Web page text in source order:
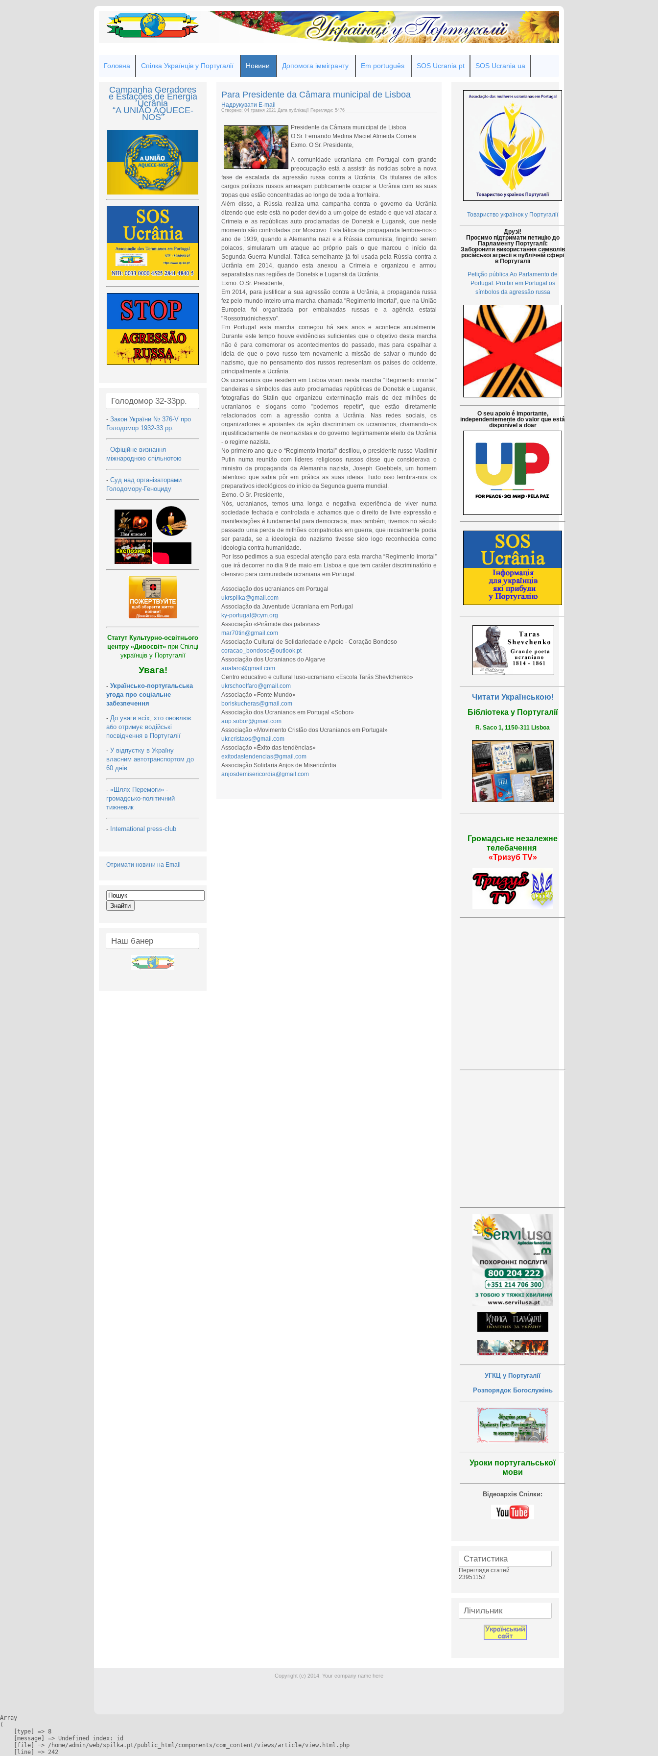
Головна Спілка Українців у Португалії Новини Допомога іммігранту Em português SOS Ucrania pt SOS Ucrania ua
Campanha Geradores
e Estações de Energia
Ucrânia
“A UNIÃO AQUECE-
NOS”
Голодомор 32-33рр.
- Закон України № 376-V про
Голодомор 1932-33 рр.
- Офіційне визнання
міжнародною спільнотою
- Суд над організаторами
Голодомору-Геноциду
Статут Культурно-освітнього
центру «Дивосвіт» при Спілці
українців у Португалії
Увага!
- Українсько-португальська
угода про соціальне
забезпечення
- До уваги всіх, хто оновлює
або отримує водійські
посвідчення в Португалії
- У відпустку в Україну
власним автотранспортом до
60 днів
- «Шлях Перемоги» -
громадсько-політичний
тижневик
- International press-club
Отримати новини на Email
Наш банер
Para Presidente da Câmara municipal de Lisboa
Надрукувати E-mail
Створено: 04 травня 2021 Дата публікації Перегляди: 5476
Presidente da Câmara municipal de Lisboa
O Sr. Fernando Medina Maciel Almeida Correia
Exmo. O Sr. Presidente,
A comunidade ucraniana em Portugal com grande
preocupação está a assistir às notícias sobre a nova
fase de escalada da agressão russa contra a Ucrânia. Os titulares de altos
cargos políticos russos ameaçam publicamente ocupar a Ucrânia com as suas
tropas que estão concentradas ao longo de toda a fronteira.
Além disso, a Rússia realiza uma campanha contra o governo da Ucrânia
dizendo que este está no poder devido a um golpe de estado e que vai atacar a
Crimeia e as repúblicas auto proclamadas de Donetsk e Lugansk, que neste
momento são controladas por Moscovo. Esta tática de propaganda lembra-nos o
ano de 1939, quando a Alemanha nazi e a Rússia comunista, fingindo serem
polacos, simularam um ataque ao próprio país o que marcou o início da
Segunda Guerra Mundial. Tática semelhante já foi usada pela Rússia contra a
Ucrânia em 2014, quando esta anexou a Crimeia e organizou e armou
separatistas nas regiões de Donetsk e Lugansk da Ucrânia.
Exmo. O Sr. Presidente,
Em 2014, para justificar a sua agressão contra a Ucrânia, a propaganda russa
fez pelo mundo inteiro uma marcha chamada "Regimento Imortal", que na União
Europeia foi organizada por embaixadas russas e a agência estatal
"Rossotrudnichestvo".
Em Portugal esta marcha começou há seis anos e acontece anualmente.
Durante este tempo houve evidências suficientes que o objetivo desta marcha
não é para comemorar os acontecimentos do passado, mas para espalhar a
ideia de que o povo russo tem novamente a missão de salvar o mundo do
nazismo, que no pensamento dos russos representam os países do ocidente,
principalmente a Ucrânia.
Os ucranianos que residem em Lisboa viram nesta marcha “Regimento imortal”
bandeiras e símbolos das auto proclamadas repúblicas de Donetsk e Lugansk,
fotografias do Stalin que organizou exterminação mais de dez milhões de
ucranianos e slogans como "podemos repetir", que estão diretamente
relacionados com a agressão contra a Ucrânia. Nas redes sociais, os
organizadores e apoiantes da ação discriminam os ucranianos, chamando-os
injustificadamente de neonazistas e do governo legitimamente eleito da Ucrânia
- o regime nazista.
No primeiro ano que o “Regimento imortal” desfilou, o presidente russo Vladimir
Putin numa reunião com líderes religiosos russos disse que considerava o
ministro da propaganda da Alemanha nazista, Joseph Goebbels, um homem
talentoso que sabia pôr em prática as suas ideias. Tudo isso lembra-nos os
preparativos ideológicos do início da Segunda guerra mundial.
Exmo. O Sr. Presidente,
Nós, ucranianos, temos uma longa e negativa experiência de viver numa
sociedade fechada e controlada e achamos que o direito de livre expressão e
manifestações é fundamental para democracia, mas também, tivemos no século
passado uma perda de milhões compatriotas em guerra, que inicialmente podia
ser parada, se a ideologia do nazismo tivesse sido logo reconhecida como
ideologia contra humanidade.
Por isso pedimos a sua especial atenção para esta marcha “Regimento imortal”
que irá decorrer no dia 9 de maio em Lisboa e que tem caráter discriminatório e
ofensivo para comunidade ucraniana em Portugal.
Associação dos ucranianos em Portugal
ukrspilka@gmail.com
Associação da Juventude Ucraniana em Portugal
ky-portugal@cym.org
Associação «Pirâmide das palavras»
mar70tin@gmail.com
Associação Cultural de Solidariedade e Apoio - Coração Bondoso
coracao_bondoso@outlook.pt
Associação dos Ucranianos do Algarve
auafaro@gmail.com
Centro educativo e cultural luso-ucraniano «Escola Tarás Shevtchenko»
ukrschoolfaro@gmail.com
Associação «Fonte Mundo»
boriskucheras@gmail.com
Associação dos Ucranianos em Portugal «Sobor»
aup.sobor@gmail.com
Associação «Movimento Cristão dos Ucranianos em Portugal»
ukr.cristaos@gmail.com
Associação «Êxito das tendências»
exitodastendencias@gmail.com
Associação Solidaria Anjos de Misericórdia
anjosdemisericordia@gmail.com
Товариство українок у Португалії
Друзі!
Просимо підтримати петицію до
Парламенту Португалії:
Заборонити використання символів
російської агресії в публічній сфері
в Португалії
Petição pública Ao Parlamento de
Portugal: Proibir em Portugal os
símbolos da agressão russa
O seu apoio é importante,
independentemente do valor que está
disponível a doar
Читати Українською!
Бібліотека у Португалії
R. Saco 1, 1150-311 Lisboa
Громадське незалежне
телебачення
«Тризуб TV»
УГКЦ у Португалії
Розпорядок Богослужінь
Уроки португальської
мови
Відеоархів Спілки:
Статистика
Перегляди статей
23951152
Лічильник
Copyright (c) 2014. Your company name here
Array
(
    [type] => 8
    [message] => Undefined index: id
    [file] => /home/admin/web/spilka.pt/public_html/components/com_content/views/article/view.html.php
    [line] => 242